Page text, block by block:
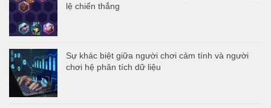
lệ chiến thắng
Sự khác biệt giữa người chơi cảm tính và người
chơi hệ phân tích dữ liệu